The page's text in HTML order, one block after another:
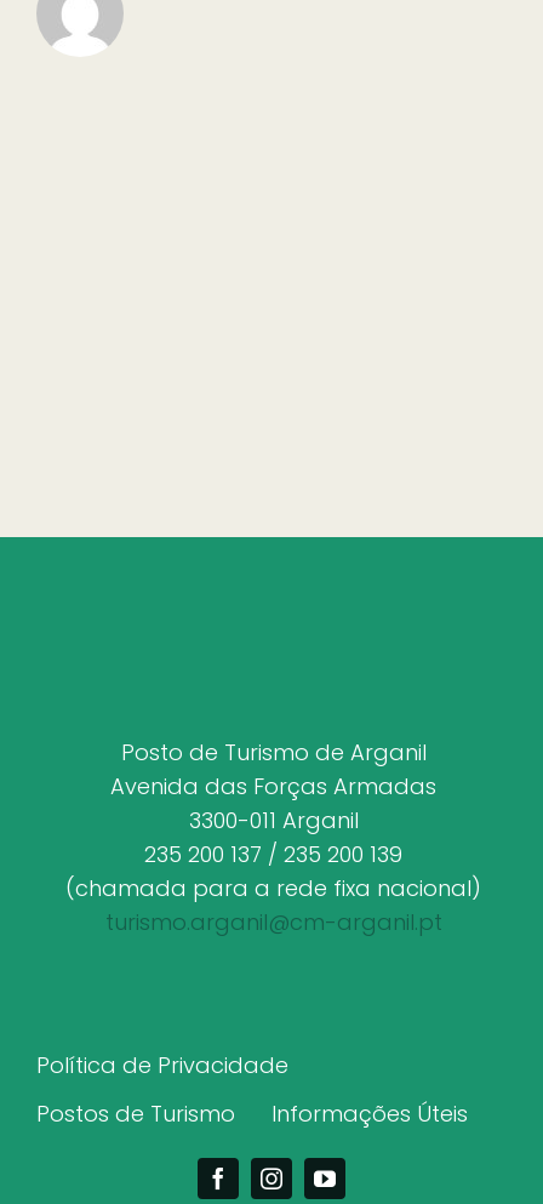
Posto de Turismo de Arganil
Avenida das Forças Armadas
3300-011 Arganil
235 200 137 / 235 200 139
(chamada para a rede fixa nacional)
turismo.arganil@cm-arganil.pt
Política de Privacidade
Postos de Turismo
Informações Úteis